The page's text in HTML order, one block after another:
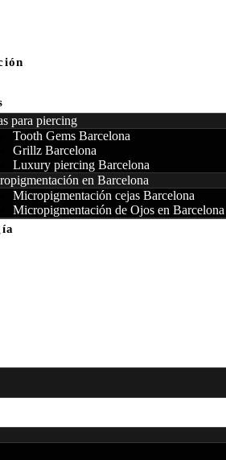
para piercing
Tooth Gems Barcelona
Grillz Barcelona
Luxury piercing Barcelona
en Barcelona
Micropigmentación cejas Barcelona
Micropigmentación de Ojos en Barcelona